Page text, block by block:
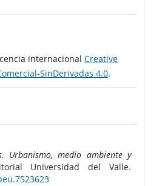
internacional Creative
SinDerivadas 4.0.
Urbanismo, medio ambiente y
Universidad del Valle.